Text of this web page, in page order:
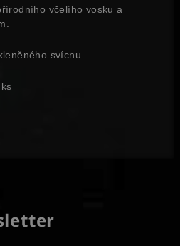
včelího vosku a
svícnu.